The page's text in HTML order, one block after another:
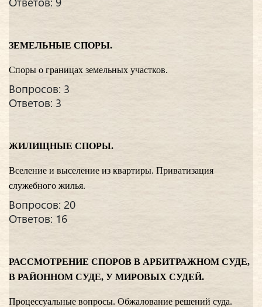
ЗЕМЕЛЬНЫЕ СПОРЫ.
Споры о границах земельных участков.
Вопросов: 3
Ответов: 3
ЖИЛИЩНЫЕ СПОРЫ.
Вселение и выселение из квартиры. Приватизация
служебного жилья.
Вопросов: 20
Ответов: 16
РАССМОТРЕНИЕ СПОРОВ В АРБИТРАЖНОМ СУДЕ,
В РАЙОННОМ СУДЕ, У МИРОВЫХ СУДЕЙ.
Процессуальные вопросы. Обжалование решений суда.